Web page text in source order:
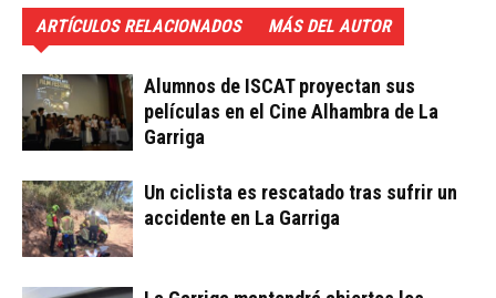
ARTÍCULOS RELACIONADOS MÁS DEL AUTOR
Alumnos de ISCAT proyectan sus
películas en el Cine Alhambra de La
Garriga
Un ciclista es rescatado tras sufrir un
accidente en La Garriga